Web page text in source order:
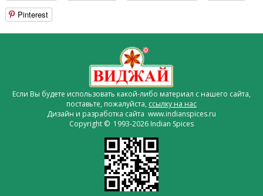
Pinterest
Если Вы будете использовать какой-либо материал с нашего сайта,
поставьте, пожалуйста, ссылку на нас
Дизайн и разработка сайта www.indianspices.ru
Copyright © 1993-2026 Indian Spices